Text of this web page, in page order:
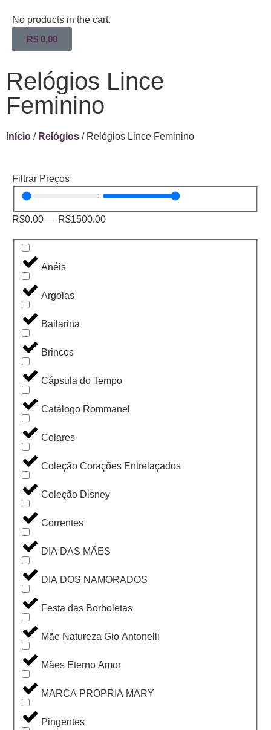
No products in the cart.
R$ 0,00
Relógios Lince
Feminino
Início / Relógios / Relógios Lince Feminino
Filtrar Preços
R$0.00 — R$1500.00
Anéis
Argolas
Bailarina
Brincos
Cápsula do Tempo
Catálogo Rommanel
Colares
Coleção Corações Entrelaçados
Coleção Disney
Correntes
DIA DAS MÃES
DIA DOS NAMORADOS
Festa das Borboletas
Mãe Natureza Gio Antonelli
Mães Eterno Amor
MARCA PROPRIA MARY
Pingentes